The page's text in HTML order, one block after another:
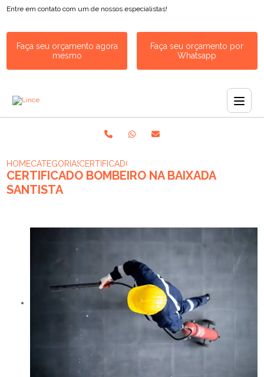
Entre em contato com um de nossos especialistas!
Faça seu orçamento agora
mesmo
Faça seu orçamento por
Whatsapp
HOMECATEGORIASCERTIFICADO BOMBEIRO NA BAIXADA
CERTIFICADO BOMBEIRO NA BAIXADA
SANTISTA